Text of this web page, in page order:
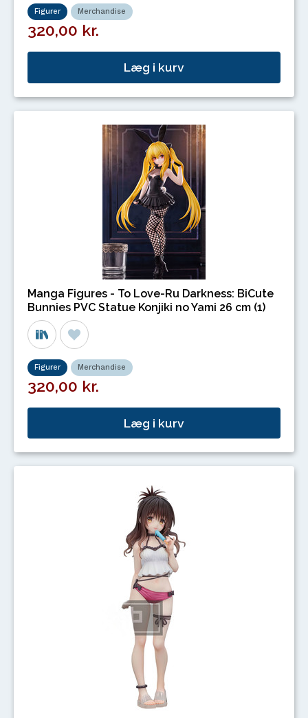
Figurer Merchandise
320,00 kr.
Læg i kurv
Manga Figures - To Love-Ru Darkness: BiCute
Bunnies PVC Statue Konjiki no Yami 26 cm (1)
Figurer Merchandise
320,00 kr.
Læg i kurv